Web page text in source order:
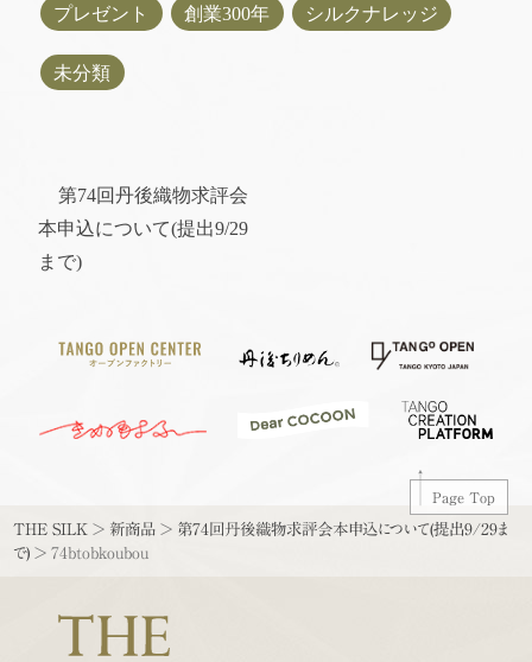
プレゼント 創業300年 シルクナレッジ
未分類
第74回丹後織物求評会
本申込について(提出9/29
まで)
Page Top
THE SILK > 新商品 > 第74回丹後織物求評会本申込について(提出9/29ま
で) >74btobkoubou